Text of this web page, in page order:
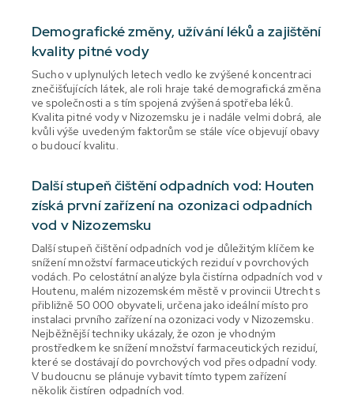
Demografické změny, užívání léků a zajištění
kvality pitné vody
Sucho v uplynulých letech vedlo ke zvýšené koncentraci
znečišťujících látek, ale roli hraje také demografická změna
ve společnosti a s tím spojená zvýšená spotřeba léků.
Kvalita pitné vody v Nizozemsku je i nadále velmi dobrá, ale
kvůli výše uvedeným faktorům se stále více objevují obavy
o budoucí kvalitu.
Další stupeň čištění odpadních vod: Houten
získá první zařízení na ozonizaci odpadních
vod v Nizozemsku
Další stupeň čištění odpadních vod je důležitým klíčem ke
snížení množství farmaceutických reziduí v povrchových
vodách. Po celostátní analýze byla čistírna odpadních vod v
Houtenu, malém nizozemském městě v provincii Utrecht s
přibližně 50 000 obyvateli, určena jako ideální místo pro
instalaci prvního zařízení na ozonizaci vody v Nizozemsku.
Nejběžnější techniky ukázaly, že ozon je vhodným
prostředkem ke snížení množství farmaceutických reziduí,
které se dostávají do povrchových vod přes odpadní vody.
V budoucnu se plánuje vybavit tímto typem zařízení
několik čistíren odpadních vod.